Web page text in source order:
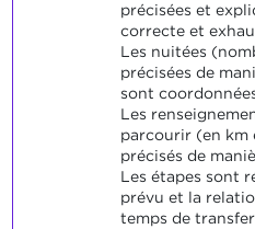
précisées et
correcte et
Les nuitées
précisées de
sont
Les
parcourir (en km
précisés de
Les étapes sont
prévu et la
temps de